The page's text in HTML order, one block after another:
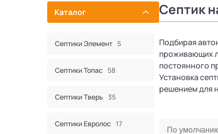
Каталог
Септики Элемент 5
Септики Топас 58
Септики Тверь 35
Септики Евролос 17
Септик
Подбирая
проживающих
постоянного
Установка
решением для